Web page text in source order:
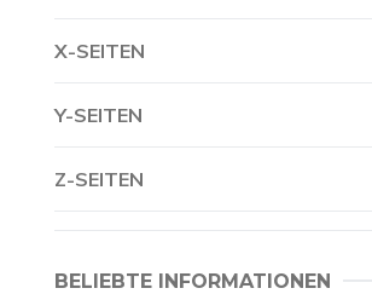
X-SEITEN
Y-SEITEN
Z-SEITEN
BELIEBTE INFORMATIONEN